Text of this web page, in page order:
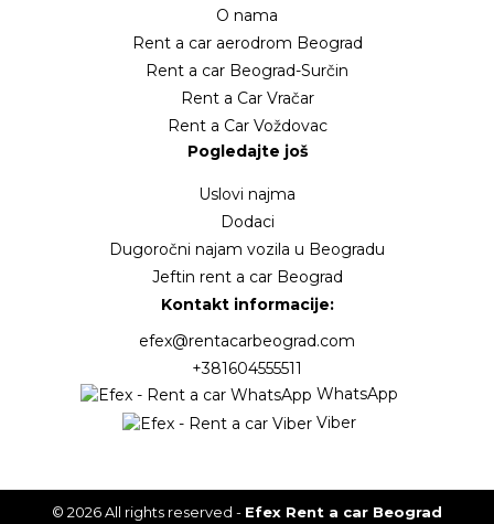
O nama
Rent a car aerodrom Beograd
Rent a car Beograd-Surčin
Rent a Car Vračar
Rent a Car Voždovac
Pogledajte još
Uslovi najma
Dodaci
Dugoročni najam vozila u Beogradu
Jeftin rent a car Beograd
Kontakt informacije:
efex@rentacarbeograd.com
+381604555511
WhatsApp
Viber
© 2026 All rights reserved - Efex Rent a car Beograd